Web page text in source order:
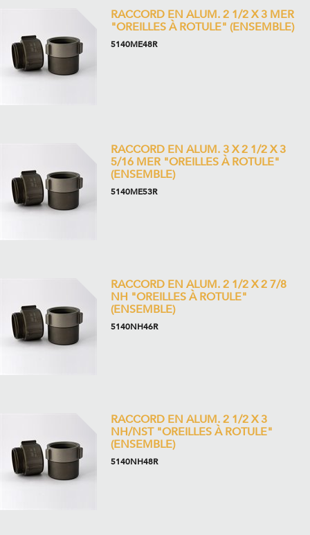
RACCORD EN ALUM. 2 1/2 X 3 MER
"OREILLES À ROTULE" (ENSEMBLE)
5140ME48R
RACCORD EN ALUM. 3 X 2 1/2 X 3
5/16 MER "OREILLES À ROTULE"
(ENSEMBLE)
5140ME53R
RACCORD EN ALUM. 2 1/2 X 2 7/8
NH "OREILLES À ROTULE"
(ENSEMBLE)
5140NH46R
RACCORD EN ALUM. 2 1/2 X 3
NH/NST "OREILLES À ROTULE"
(ENSEMBLE)
5140NH48R